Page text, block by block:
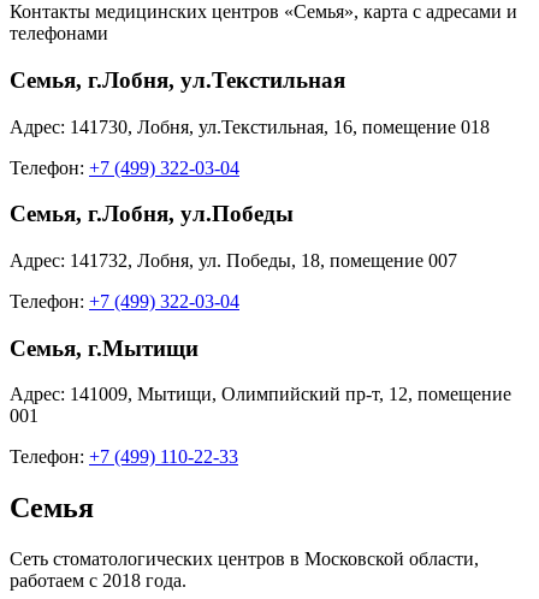
Контакты медицинских центров «Семья», карта с адресами и
телефонами
Семья, г.Лобня, ул.Текстильная
Адрес: 141730, Лобня, ул.Текстильная, 16, помещение 018
Телефон: +7 (499) 322-03-04
Семья, г.Лобня, ул.Победы
Адрес: 141732, Лобня, ул. Победы, 18, помещение 007
Телефон: +7 (499) 322-03-04
Семья, г.Мытищи
Адрес: 141009, Мытищи, Олимпийский пр-т, 12, помещение
001
Телефон: +7 (499) 110-22-33
Семья
Сеть стоматологических центров в Московской области,
работаем с 2018 года.